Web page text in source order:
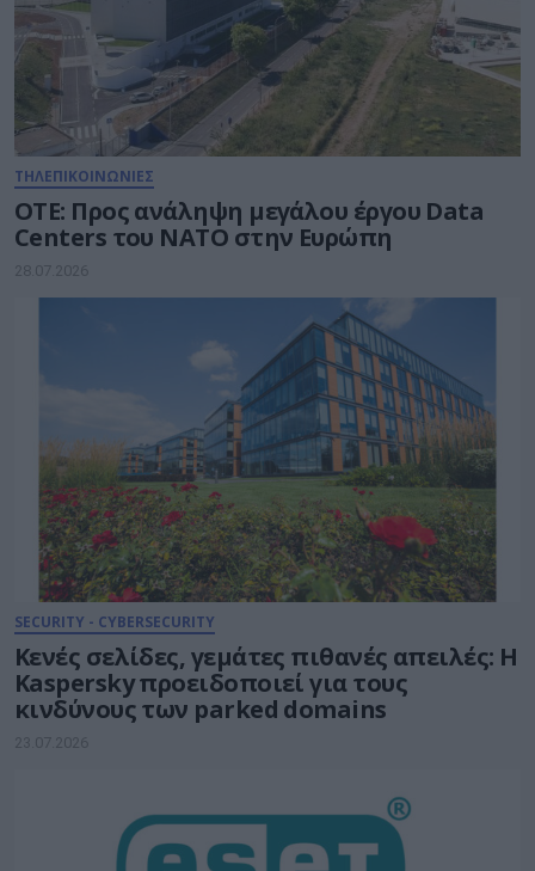
ΤΗΛΕΠΙΚΟΙΝΩΝΙΕΣ
ΟΤΕ: Προς ανάληψη μεγάλου έργου Data
Centers του ΝΑΤΟ στην Ευρώπη
28.07.2026
SECURITY - CYBERSECURITY
Κενές σελίδες, γεμάτες πιθανές απειλές: Η
Kaspersky προειδοποιεί για τους
κινδύνους των parked domains
23.07.2026